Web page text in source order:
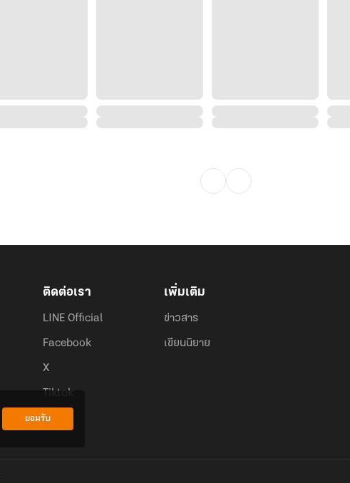
ติดต่อเรา
LINE Official
Facebook
X
Tiktok
เพิ่มเติม
ข่าวสาร
เขียนนิยาย
ยอมรับ